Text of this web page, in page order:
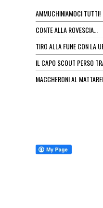
AMMUCHINIAMOCI TUTTI!
CONTE ALLA ROVESCIA…
TIRO ALLA FUNE CON LA
IL CAPO SCOUT PERSO
MACCHERONI AL